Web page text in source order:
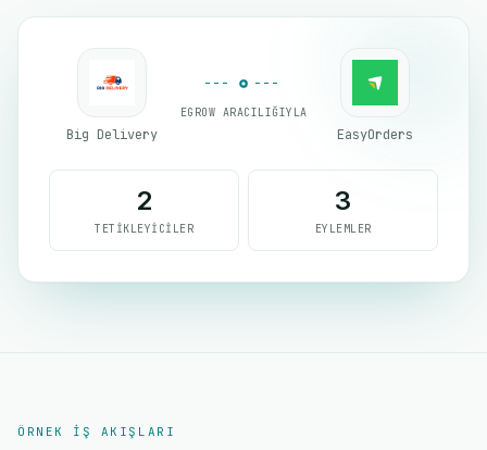
Big Delivery
EGROW ARACILIĞIYLA
EasyOrders
2
TETIKLEYICILER
3
EYLEMLER
ÖRNEK IŞ AKIŞLARI